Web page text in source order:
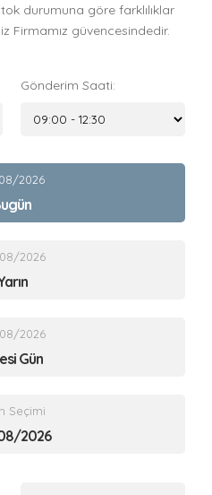
durumuna göre farklılıklar
Firmamız güvencesindedir.
Gönderim Saati:
2026
2026
2026
Gün
Seçimi